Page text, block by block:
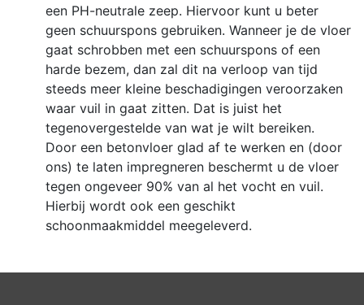
een PH-neutrale zeep. Hiervoor kunt u beter
geen schuurspons gebruiken. Wanneer je de vloer
gaat schrobben met een schuurspons of een
harde bezem, dan zal dit na verloop van tijd
steeds meer kleine beschadigingen veroorzaken
waar vuil in gaat zitten. Dat is juist het
tegenovergestelde van wat je wilt bereiken.
Door een betonvloer glad af te werken en (door
ons) te laten impregneren beschermt u de vloer
tegen ongeveer 90% van al het vocht en vuil.
Hierbij wordt ook een geschikt
schoonmaakmiddel meegeleverd.